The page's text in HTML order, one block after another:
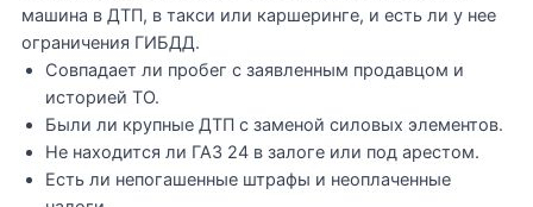
машина в ДТП, в такси или каршеринге, и есть ли у нее
ограничения ГИБДД.
Совпадает ли пробег с заявленным продавцом и
историей ТО.
Были ли крупные ДТП с заменой силовых элементов.
Не находится ли ГАЗ 24 в залоге или под арестом.
Есть ли непогашенные штрафы и неоплаченные